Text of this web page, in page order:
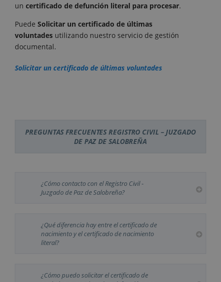
un certificado de defunción literal para procesar.
Puede Solicitar un certificado de últimas
voluntades utilizando nuestro servicio de gestión
documental.
Solicitar un certificado de últimas voluntades
PREGUNTAS FRECUENTES REGISTRO CIVIL – JUZGADO
DE PAZ DE SALOBREÑA
¿Cómo contacto con el Registro Civil -
Juzgado de Paz de Salobreña?
¿Qué diferencia hay entre el certificado de
nacimiento y el certificado de nacimiento
literal?
¿Cómo puedo solicitar el certificado de